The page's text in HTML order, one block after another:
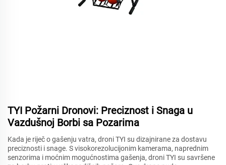
TYI Požarni Dronovi: Preciznost i Snaga u
Vazdušnoj Borbi sa Pozarima
Kada je riječ o gašenju vatra, droni TYI su dizajnirane za dostavu
preciznosti i snage. S visokorezolucijonim kamerama, naprednim
senzorima i moćnim mogućnostima gašenja, droni TYI su savršene